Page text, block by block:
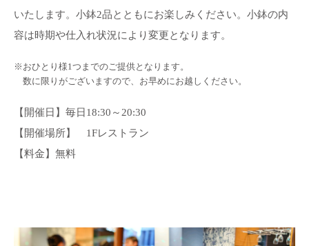
いたします。小鉢2品とともにお楽しみください。小鉢の内
容は時期や仕入れ状況により変更となります。
※おひとり様1つまでのご提供となります。
数に限りがございますので、お早めにお越しください。
【開催日】毎日18:30～20:30
【開催場所】 1Fレストラン
【料金】無料